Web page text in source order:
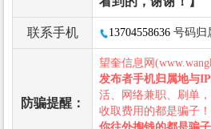
联系手机 13704558636 号码归
防骗提醒：
望奎信息网
发布者手机归属地与
活、网络兼职、刷单
收取费用的都是骗子！